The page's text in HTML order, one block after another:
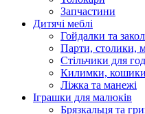
Запчастини
Дитячі меблі
Гойдалки та
Парти, столики,
Стільчики для
Килимки, кошики
Ліжка та манежі
Іграшки для малюків
Брязкальця та